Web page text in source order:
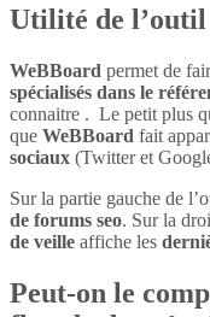
Utilité de
WeBBoard permet de
spécialisés dans le
connaitre . Le petit plus
que WeBBoard fait
sociaux (Twitter et
Sur la partie gauche de
de forums seo. Sur la
de veille affiche les
Peut-on le